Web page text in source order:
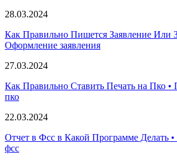
28.03.2024
Как Правильно Пишется Заявление Или
Оформление заявления
27.03.2024
Как Правильно Ставить Печать на Пко •
пко
22.03.2024
Отчет в Фсс в Какой Программе Делать •
фсс